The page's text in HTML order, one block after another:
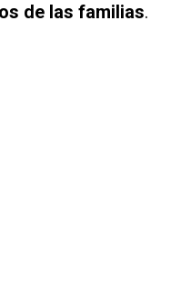
de las familias.